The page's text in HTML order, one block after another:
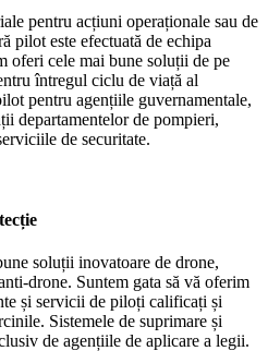
pentru acțiuni operaționale sau de
pilot este efectuată de echipa
oferi cele mai bune soluții de pe
întregul ciclu de viață al
pentru agențiile guvernamentale,
departamentelor de pompieri,
de securitate.
soluții inovatoare de drone,
drone. Suntem gata să vă oferim
și servicii de piloți calificați și
Sistemele de suprimare și
de agențiile de aplicare a legii.